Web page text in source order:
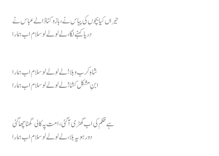
حیراں کیا بچوں کی پیاس نے، بازو کٹا ڈالے عباس نے
دریا کہنے لگا، لے لو لے لو سلام اب ہمارا
شاہِ کرب و بلا! لے لو لے لو سلام اب ہمارا
ابنِ مشکل کشا! لے لو لے لو سلام اب ہمارا
ہے ظلم کی اب گھڑی آ گئی، امت پہ کالی گھٹا چھا گئی
دور ہو یہ بلا، لے لو لے لو سلام اب ہمارا